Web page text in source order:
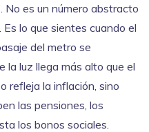
No es un número abstracto
lo que sientes cuando el
del metro se
la luz llega más alto que el
refleja la inflación, sino
las pensiones, los
los bonos sociales.